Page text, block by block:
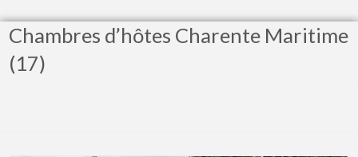
Chambres d’hôtes Charente Maritime
(17)